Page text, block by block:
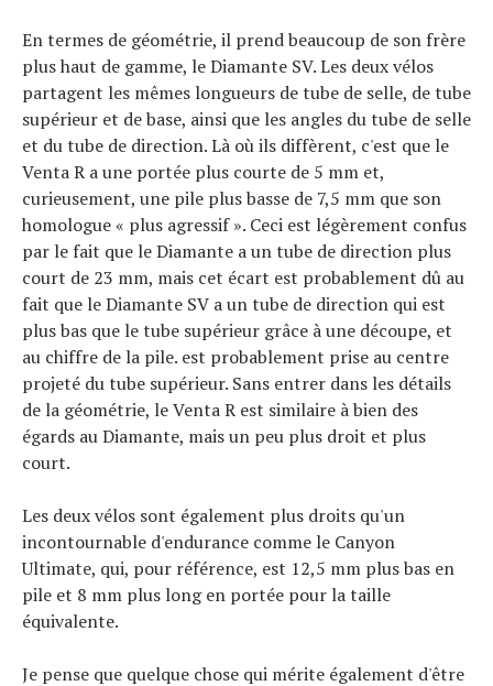
En termes de géométrie, il prend beaucoup de son frère
plus haut de gamme, le Diamante SV. Les deux vélos
partagent les mêmes longueurs de tube de selle, de tube
supérieur et de base, ainsi que les angles du tube de selle
et du tube de direction. Là où ils diffèrent, c'est que le
Venta R a une portée plus courte de 5 mm et,
curieusement, une pile plus basse de 7,5 mm que son
homologue « plus agressif ». Ceci est légèrement confus
par le fait que le Diamante a un tube de direction plus
court de 23 mm, mais cet écart est probablement dû au
fait que le Diamante SV a un tube de direction qui est
plus bas que le tube supérieur grâce à une découpe, et
au chiffre de la pile. est probablement prise au centre
projeté du tube supérieur. Sans entrer dans les détails
de la géométrie, le Venta R est similaire à bien des
égards au Diamante, mais un peu plus droit et plus
court.
Les deux vélos sont également plus droits qu'un
incontournable d'endurance comme le Canyon
Ultimate, qui, pour référence, est 12,5 mm plus bas en
pile et 8 mm plus long en portée pour la taille
équivalente.
Je pense que quelque chose qui mérite également d'être
Actualités
Technologies
Tests de produits
Conseils
Tendances
Tous nos articles
À propos